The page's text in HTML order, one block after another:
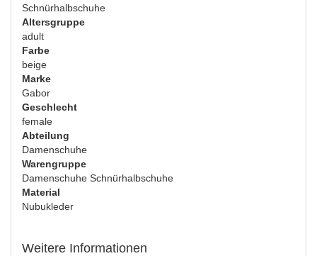
Schnürhalbschuhe
Altersgruppe
adult
Farbe
beige
Marke
Gabor
Geschlecht
female
Abteilung
Damenschuhe
Warengruppe
Damenschuhe Schnürhalbschuhe
Material
Nubukleder
Weitere Informationen